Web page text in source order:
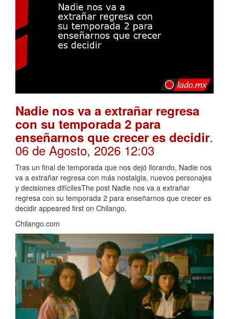
Nadie nos va a extrañar regresa
con su temporada 2 para
enseñarnos que crecer es decidir.
06 de Agosto, 2026 12:03
Tras un final de temporada que nos dejó llorando, Nadie nos
va a extrañar regresa con más nostalgia, nuevos personajes
y decisiones difícilesThe post Nadie nos va a extrañar
regresa con su temporada 2 para enseñarnos que crecer es
decidir appeared first on Chilango.
Chilango.com